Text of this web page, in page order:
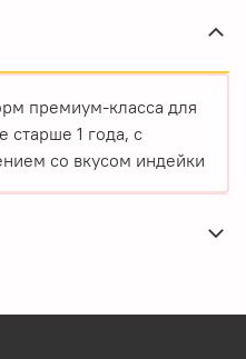
премиум-класса для
старше 1 года, с
со вкусом индейки